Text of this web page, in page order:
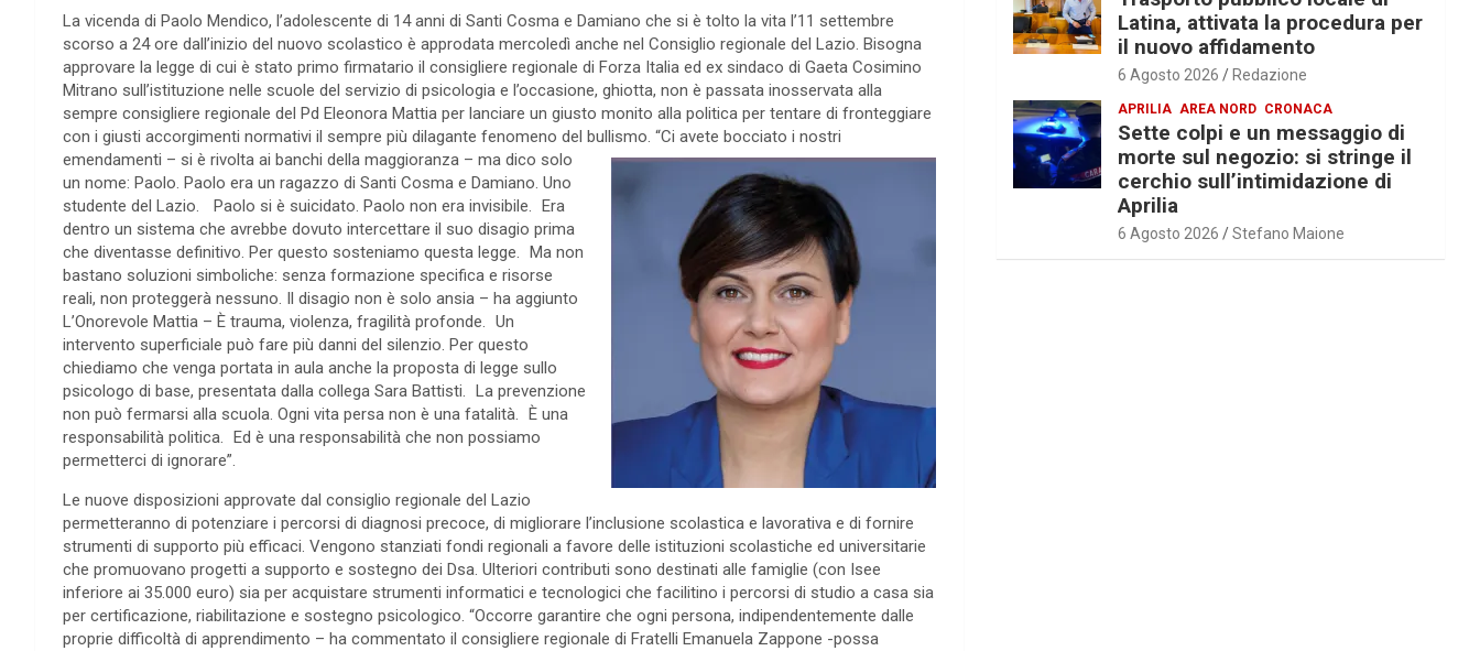
La vicenda di Paolo Mendico, l’adolescente di 14 anni di Santi Cosma e Damiano che si è tolto la vita l’11 settembre
scorso a 24 ore dall’inizio del nuovo scolastico è approdata mercoledì anche nel Consiglio regionale del Lazio. Bisogna
approvare la legge di cui è stato primo firmatario il consigliere regionale di Forza Italia ed ex sindaco di Gaeta Cosimino
Mitrano sull’istituzione nelle scuole del servizio di psicologia e l’occasione, ghiotta, non è passata inosservata alla
sempre consigliere regionale del Pd Eleonora Mattia per lanciare un giusto monito alla politica per tentare di fronteggiare
con i giusti accorgimenti normativi il sempre più dilagante fenomeno del bullismo. “Ci avete bocciato i nostri
emendamenti – si è rivolta ai banchi della maggioranza – ma dico solo
un nome: Paolo. Paolo era un ragazzo di Santi Cosma e Damiano. Uno
studente del Lazio. Paolo si è suicidato. Paolo non era invisibile. Era
dentro un sistema che avrebbe dovuto intercettare il suo disagio prima
che diventasse definitivo. Per questo sosteniamo questa legge. Ma non
bastano soluzioni simboliche: senza formazione specifica e risorse
reali, non proteggerà nessuno. Il disagio non è solo ansia – ha aggiunto
L’Onorevole Mattia – È trauma, violenza, fragilità profonde. Un
intervento superficiale può fare più danni del silenzio. Per questo
chiediamo che venga portata in aula anche la proposta di legge sullo
psicologo di base, presentata dalla collega Sara Battisti. La prevenzione
non può fermarsi alla scuola. Ogni vita persa non è una fatalità. È una
responsabilità politica. Ed è una responsabilità che non possiamo
permetterci di ignorare”.
Le nuove disposizioni approvate dal consiglio regionale del Lazio
permetteranno di potenziare i percorsi di diagnosi precoce, di migliorare l’inclusione scolastica e lavorativa e di fornire
strumenti di supporto più efficaci. Vengono stanziati fondi regionali a favore delle istituzioni scolastiche ed universitarie
che promuovano progetti a supporto e sostegno dei Dsa. Ulteriori contributi sono destinati alle famiglie (con Isee
inferiore ai 35.000 euro) sia per acquistare strumenti informatici e tecnologici che facilitino i percorsi di studio a casa sia
per certificazione, riabilitazione e sostegno psicologico. “Occorre garantire che ogni persona, indipendentemente dalle
proprie difficoltà di apprendimento – ha commentato il consigliere regionale di Fratelli Emanuela Zappone -possa
Latina, attivata la procedura per
il nuovo affidamento
6 Agosto 2026 Redazione
APRILIA AREA NORD CRONACA
Sette colpi e un messaggio di
morte sul negozio: si stringe il
cerchio sull’intimidazione di
Aprilia
6 Agosto 2026 Stefano Maione